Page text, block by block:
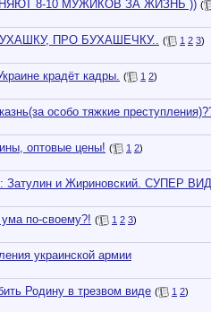
8-10 МУЖИКОВ ЗА ЖИЗНЬ )) (
ПРО БУХАШЕЧКУ.. ( 1 2 3)
крадёт кадры. ( 1 2)
особо тяжкие
оптовые цены! ( 1 2)
Затулин и Жириновский. СУПЕР
по-своему?! ( 1 2 3)
украинской армии
Родину в трезвом виде ( 1 2)